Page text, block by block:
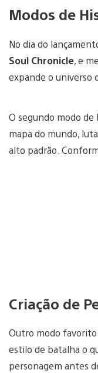
Modos de
No dia do
Soul Chronicle, e
expande o universo
O segundo modo de
mapa do mundo,
alto padrão.
Criação de
Outro modo favorito
estilo de batalha o
personagem antes